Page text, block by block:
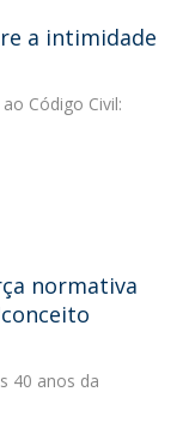
a intimidade
Código Civil:
normativa
40 anos da